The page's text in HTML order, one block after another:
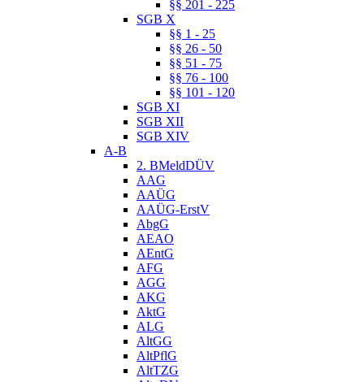
§§ 201 - 225
SGB X
§§ 1 - 25
§§ 26 - 50
§§ 51 - 75
§§ 76 - 100
§§ 101 - 120
SGB XI
SGB XII
SGB XIV
A-B
2. BMeldDÜV
AAG
AAÜG
AAÜG-ErstV
AbgG
AEAO
AEntG
AFG
AGG
AKG
AktG
ALG
AltGG
AltPflG
AltTZG